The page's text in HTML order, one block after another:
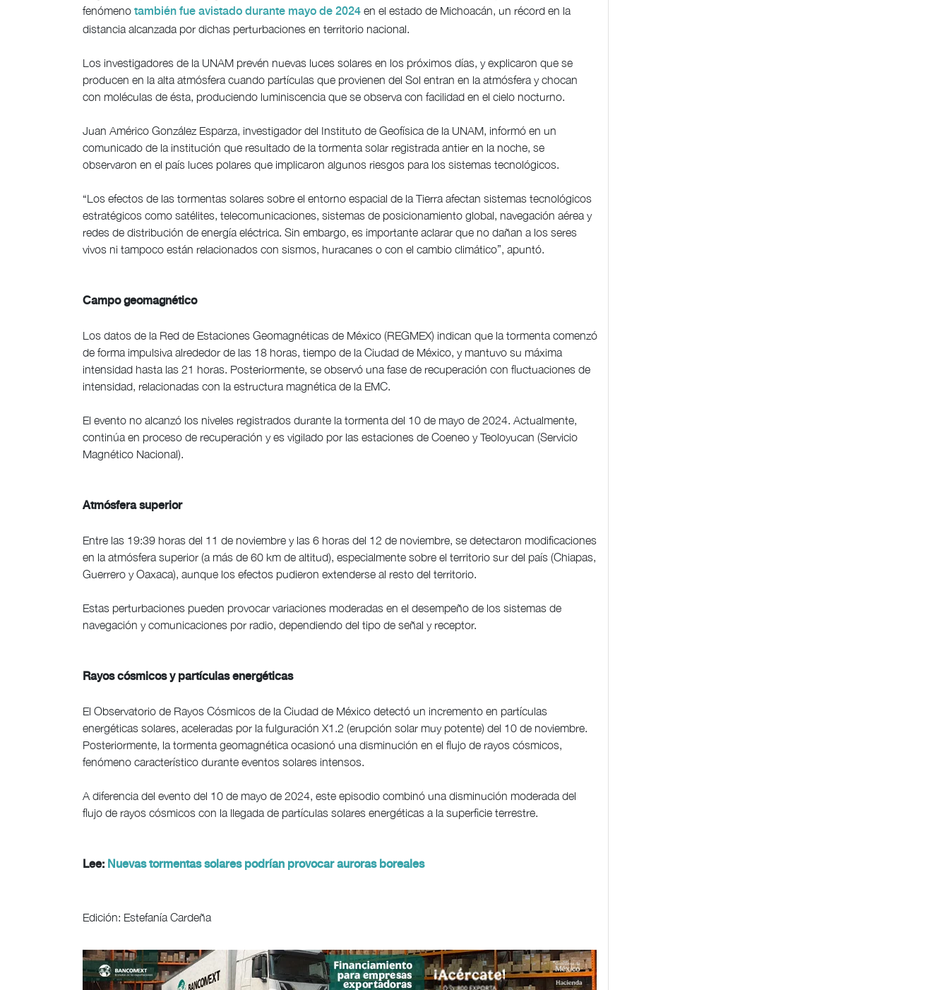
fenómeno también fue avistado durante mayo de 2024 en el estado de Michoacán, un récord en la
distancia alcanzada por dichas perturbaciones en territorio nacional.
Los investigadores de la UNAM prevén nuevas luces solares en los próximos días, y explicaron que se
producen en la alta atmósfera cuando partículas que provienen del Sol entran en la atmósfera y chocan
con moléculas de ésta, produciendo luminiscencia que se observa con facilidad en el cielo nocturno.
Juan Américo González Esparza, investigador del Instituto de Geofísica de la UNAM, informó en un
comunicado de la institución que resultado de la tormenta solar registrada antier en la noche, se
observaron en el país luces polares que implicaron algunos riesgos para los sistemas tecnológicos.
“Los efectos de las tormentas solares sobre el entorno espacial de la Tierra afectan sistemas tecnológicos
estratégicos como satélites, telecomunicaciones, sistemas de posicionamiento global, navegación aérea y
redes de distribución de energía eléctrica. Sin embargo, es importante aclarar que no dañan a los seres
vivos ni tampoco están relacionados con sismos, huracanes o con el cambio climático”, apuntó.
Campo geomagnético
Los datos de la Red de Estaciones Geomagnéticas de México (REGMEX) indican que la tormenta comenzó
de forma impulsiva alrededor de las 18 horas, tiempo de la Ciudad de México, y mantuvo su máxima
intensidad hasta las 21 horas. Posteriormente, se observó una fase de recuperación con fluctuaciones de
intensidad, relacionadas con la estructura magnética de la EMC.
El evento no alcanzó los niveles registrados durante la tormenta del 10 de mayo de 2024. Actualmente,
continúa en proceso de recuperación y es vigilado por las estaciones de Coeneo y Teoloyucan (Servicio
Magnético Nacional).
Atmósfera superior
Entre las 19:39 horas del 11 de noviembre y las 6 horas del 12 de noviembre, se detectaron modificaciones
en la atmósfera superior (a más de 60 km de altitud), especialmente sobre el territorio sur del país (Chiapas,
Guerrero y Oaxaca), aunque los efectos pudieron extenderse al resto del territorio.
Estas perturbaciones pueden provocar variaciones moderadas en el desempeño de los sistemas de
navegación y comunicaciones por radio, dependiendo del tipo de señal y receptor.
Rayos cósmicos y partículas energéticas
El Observatorio de Rayos Cósmicos de la Ciudad de México detectó un incremento en partículas
energéticas solares, aceleradas por la fulguración X1.2 (erupción solar muy potente) del 10 de noviembre.
Posteriormente, la tormenta geomagnética ocasionó una disminución en el flujo de rayos cósmicos,
fenómeno característico durante eventos solares intensos.
A diferencia del evento del 10 de mayo de 2024, este episodio combinó una disminución moderada del
flujo de rayos cósmicos con la llegada de partículas solares energéticas a la superficie terrestre.
Lee: Nuevas tormentas solares podrían provocar auroras boreales
Edición: Estefanía Cardeña